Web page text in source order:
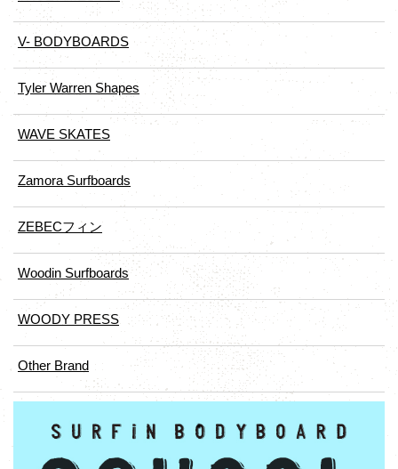
V- BODYBOARDS
Tyler Warren Shapes
WAVE SKATES
Zamora Surfboards
ZEBECフィン
Woodin Surfboards
WOODY PRESS
Other Brand